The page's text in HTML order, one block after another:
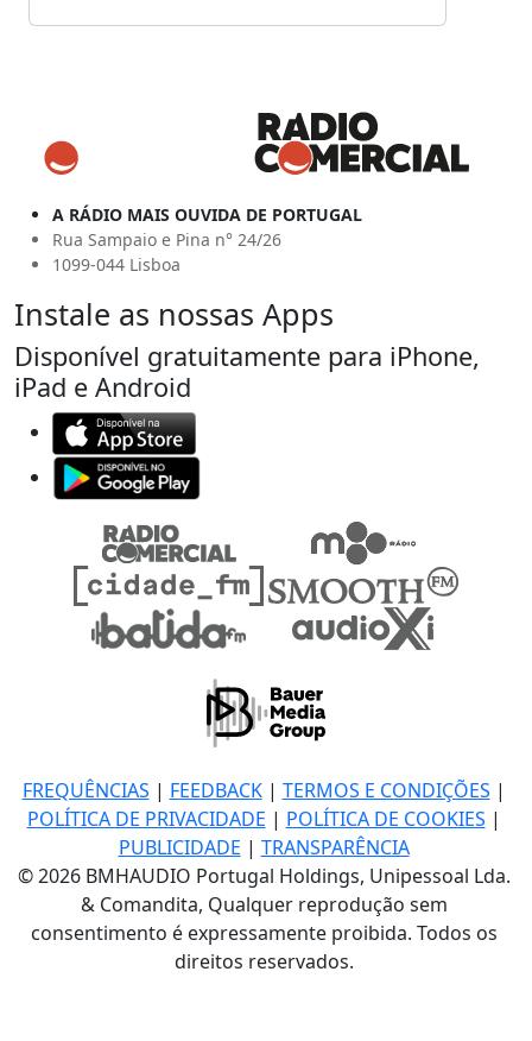
A RÁDIO MAIS OUVIDA DE PORTUGAL
Rua Sampaio e Pina n° 24/26
1099-044 Lisboa
Instale as nossas Apps
Disponível gratuitamente para iPhone,
iPad e Android
FREQUÊNCIAS | FEEDBACK| TERMOS E CONDIÇÕES |
POLÍTICA DE PRIVACIDADE | POLÍTICA DE COOKIES |
PUBLICIDADE | TRANSPARÊNCIA
© 2026 BMHAUDIO Portugal Holdings, Unipessoal Lda.
& Comandita, Qualquer reprodução sem
consentimento é expressamente proibida. Todos os
direitos reservados.